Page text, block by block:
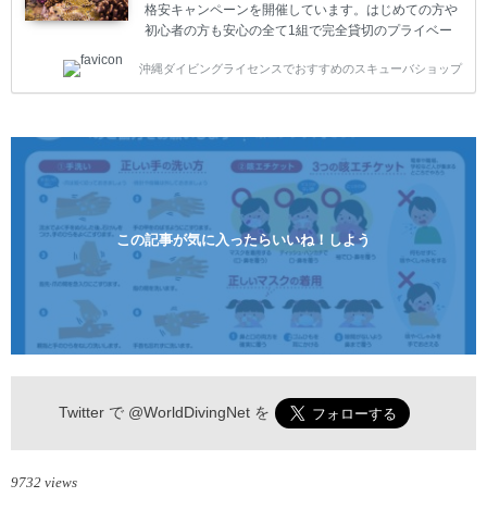
格安キャンペーンを開催しています。はじめての方や
初心者の方も安心の全て1組で完全貸切のプライベー
1人様から気軽にご参加ください。 全てのコースで高
画質の記念撮影&水中撮影付きです。初心者の方やダ
ンペーン！！￥16800 ￥11800(税込) 器材 / 送迎 / 保
険 / 全て込み ダイビングがはじめての方や初心者でも
気軽に体験できる半日のコース。沖縄本島のビーチか
らのんびりダイビングを楽しめます...
沖縄ダイビングライセンスでおすすめのスキューバショップ
この記事が気に入ったらいいね！しよう
Twitter で @WorldDivingNetを
9732 views